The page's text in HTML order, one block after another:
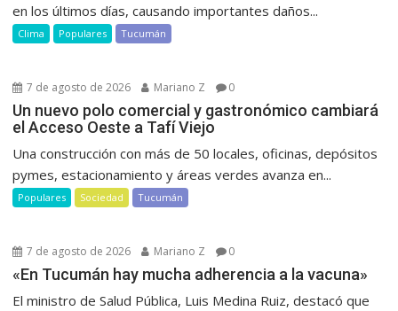
en los últimos días, causando importantes daños...
Clima Populares Tucumán
7 de agosto de 2026 Mariano Z 0
Un nuevo polo comercial y gastronómico cambiará
el Acceso Oeste a Tafí Viejo
Una construcción con más de 50 locales, oficinas, depósitos
pymes, estacionamiento y áreas verdes avanza en...
Populares Sociedad Tucumán
7 de agosto de 2026 Mariano Z 0
«En Tucumán hay mucha adherencia a la vacuna»
El ministro de Salud Pública, Luis Medina Ruiz, destacó que